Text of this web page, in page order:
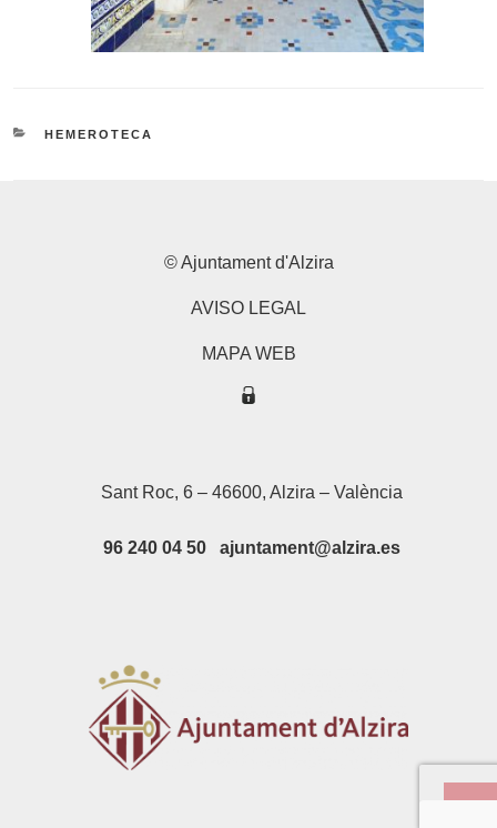
CATEGORIES
HEMEROTECA
© Ajuntament d'Alzira
AVISO LEGAL
MAPA WEB
Sant Roc, 6 – 46600, Alzira – València
96 240 04 50 ajuntament@alzira.es